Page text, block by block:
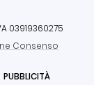
03919360275
Consenso
PUBBLICITÀ